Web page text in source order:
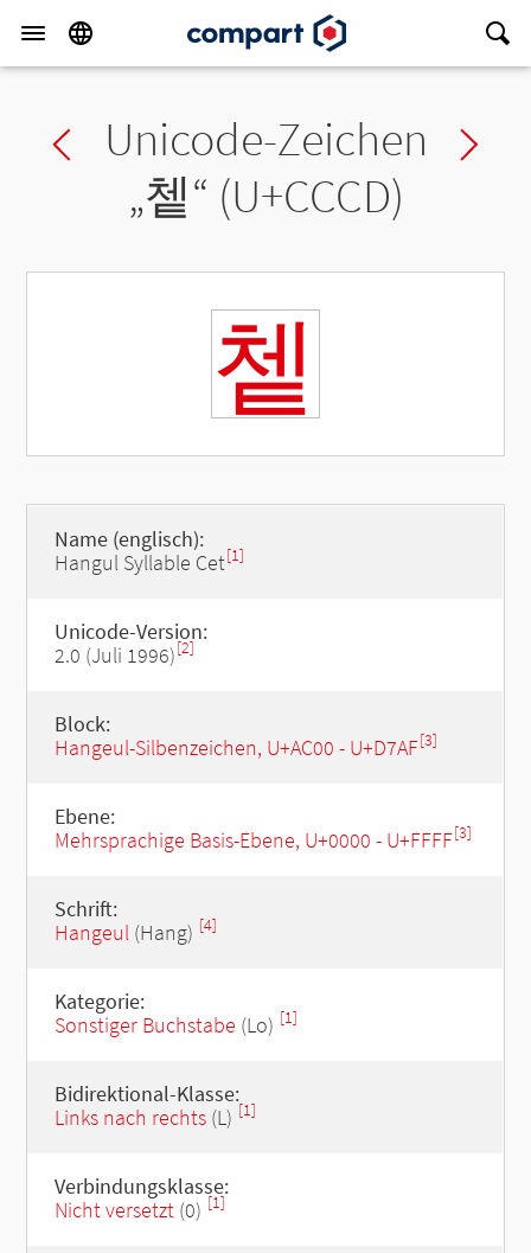
Previous char
Unicode-Zeichen
„쳍“ (U+CCCD)
쳍
Name (englisch):
Hangul Syllable Cet[1]
Unicode-Version:
2.0 (Juli 1996)[2]
Block:
Hangeul-Silbenzeichen, U+AC00 - U+D7AF[3]
Ebene:
Mehrsprachige Basis-Ebene, U+0000 - U+FFFF[3]
Schrift:
Hangeul(Hang) [4]
Kategorie:
Sonstiger Buchstabe (Lo) [1]
Bidirektional-Klasse:
Links nach rechts(L) [1]
Verbindungsklasse:
Nicht versetzt(0) [1]